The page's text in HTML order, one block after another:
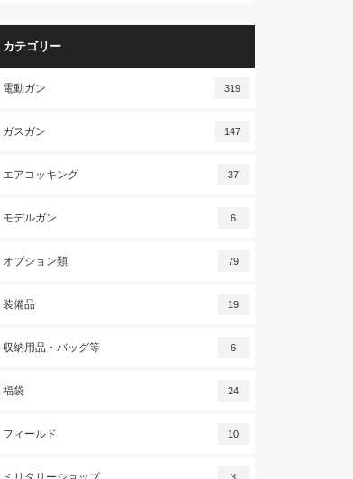
カテゴリー
電動ガン 319
ガスガン 147
エアコッキング 37
モデルガン 6
オプション類 79
装備品 19
収納用品・バッグ等 6
福袋 24
フィールド 10